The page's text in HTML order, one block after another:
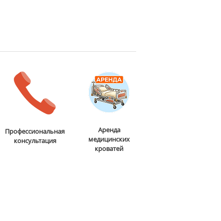
Профессиональная
консультация
Аренда
медицинских
кроватей